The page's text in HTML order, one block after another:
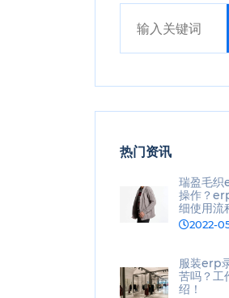
热门资讯
瑞盈毛织
操作？
细使用流
2022-
服装erp
苦吗？工
绍！